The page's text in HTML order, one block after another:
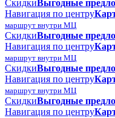
СкидкиВыгодные
Навигация по центру
маршрут внутри МЦ
СкидкиВыгодные
Навигация по центру
маршрут внутри МЦ
СкидкиВыгодные
Навигация по центру
маршрут внутри МЦ
СкидкиВыгодные
Навигация по центру